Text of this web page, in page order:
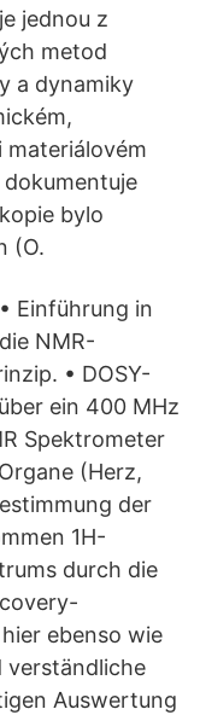
jednou z
metod
a dynamiky
materiálovém
bylo
(O.
• Einführung in
die NMR-
• DOSY-
ein 400 MHz
Spektrometer
(Herz,
der
1H-
durch die
ebenso wie
verständliche
Auswertung